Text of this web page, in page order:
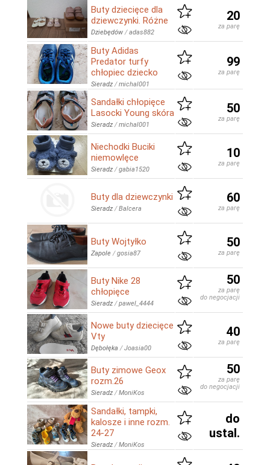
Buty dziecięce dla
dziewczynki. Różne
Dziebędów /adas882
20
za parę
Buty Adidas
Predator turfy
chłopiec dziecko
Sieradz /michal001
99
za parę
Sandałki chłopięce
Lasocki Young skóra
Sieradz /michal001
50
za parę
Niechodki Buciki
niemowlęce
Sieradz /gabia1520
10
za parę
Buty dla dziewczynki
Sieradz /Balcera
60
za parę
Buty Wojtyłko
Zapole /gosia87
50
za parę
Buty Nike 28
chłopięce
Sieradz /pawel_4444
50
za parę
do negocjacji
Nowe buty dziecięce
Vty
Dębołęka /Joasia00
40
za parę
Buty zimowe Geox
rozm.26
Sieradz /MoniKos
50
za parę
do negocjacji
Sandałki, tampki,
kalosze i inne rozm.
24-27
Sieradz /MoniKos
do
ustal.